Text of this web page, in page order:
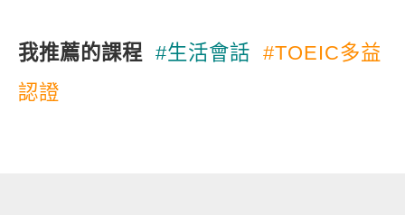
我推薦的課程#生活會話
#TOEIC多益
認證